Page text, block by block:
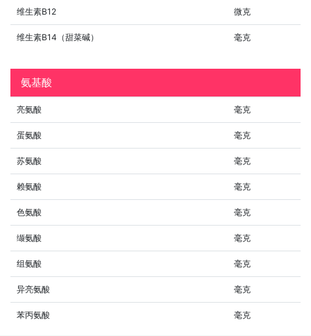
维生素B12 微克
维生素B14（甜菜碱） 毫克
氨基酸
亮氨酸 毫克
蛋氨酸 毫克
苏氨酸 毫克
赖氨酸 毫克
色氨酸 毫克
缬氨酸 毫克
组氨酸 毫克
异亮氨酸 毫克
苯丙氨酸 毫克